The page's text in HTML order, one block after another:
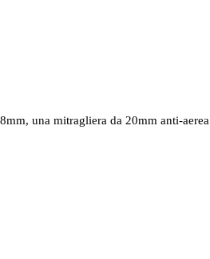
una mitragliera da 20mm anti-aerea